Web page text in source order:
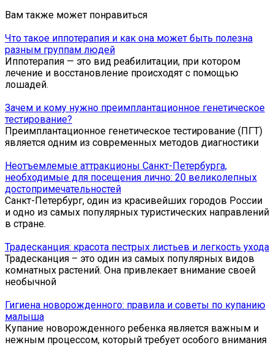
Вам также может понравиться
Что такое иппотерапия и как она может быть полезна
разным группам людей
Иппотерапия — это вид реабилитации, при котором
лечение и восстановление происходят с помощью
лошадей.
Зачем и кому нужно преимплантационное генетическое
тестирование?
Преимплантационное генетическое тестирование (ПГТ)
является одним из современных методов диагностики
Неотъемлемые аттракционы Санкт-Петербурга,
необходимые для посещения лично: 20 великолепных
достопримечательностей
Санкт-Петербург, один из красивейших городов России
и одно из самых популярных туристических направлений
в стране.
Традесканция: красота пестрых листьев и легкость ухода
Традесканция – это один из самых популярных видов
комнатных растений. Она привлекает внимание своей
необычной
Гигиена новорожденного: правила и советы по купанию
малыша
Купание новорожденного ребенка является важным и
нежным процессом, который требует особого внимания